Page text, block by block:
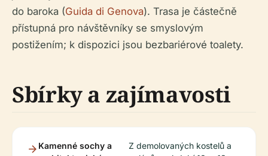
do baroka (Guida di Genova). Trasa je částečně
přístupná pro návštěvníky se smyslovým
postižením; k dispozici jsou bezbariérové toalety.
Sbírky a zajímavosti
Kamenné sochy a
Z demolovaných kostelů a